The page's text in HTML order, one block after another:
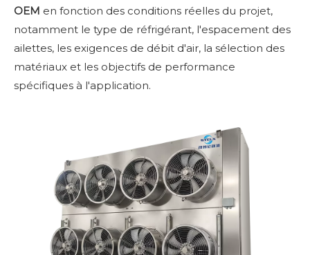
OEM en fonction des conditions réelles du projet,
notamment le type de réfrigérant, l'espacement des
ailettes, les exigences de débit d'air, la sélection des
matériaux et les objectifs de performance
spécifiques à l'application.